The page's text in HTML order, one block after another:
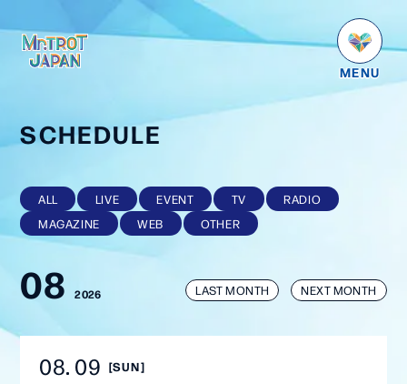
NEWS
PROFILE
VIDEO
SCHEDULE
ALL LIVE EVENT TV
RADIO
MAGAZINE
WEB OTHER
08 2026 LAST MONTH NEXT MONTH
08 09 [SUN]